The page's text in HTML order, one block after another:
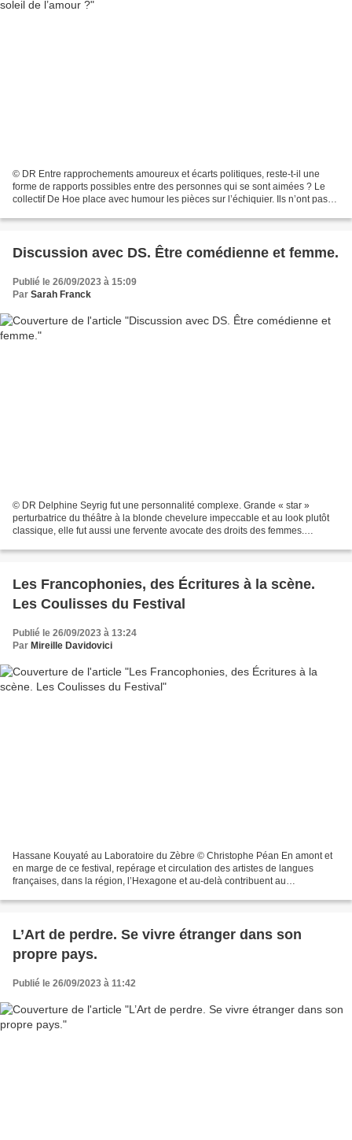
© DR Entre rapprochements amoureux et écarts politiques, reste-t-il une
forme de rapports possibles entre des personnes qui se sont aimées ? Le
collectif De Hoe place avec humour les pièces sur l’échiquier. Ils n’ont pas
Discussion avec DS. Être comédienne et femme.
Publié le 26/09/2023 à 15:09
Par Sarah Franck
© DR Delphine Seyrig fut une personnalité complexe. Grande « star »
perturbatrice du théâtre à la blonde chevelure impeccable et au look plutôt
classique, elle fut aussi une fervente avocate des droits des femmes.
Les Francophonies, des Écritures à la scène.
Les Coulisses du Festival
Publié le 26/09/2023 à 13:24
Par Mireille Davidovici
Hassane Kouyaté au Laboratoire du Zèbre © Christophe Péan En amont et
en marge de ce festival, repérage et circulation des artistes de langues
françaises, dans la région, l’Hexagone et au-delà contribuent au
L’Art de perdre. Se vivre étranger dans son
propre pays.
Publié le 26/09/2023 à 11:42